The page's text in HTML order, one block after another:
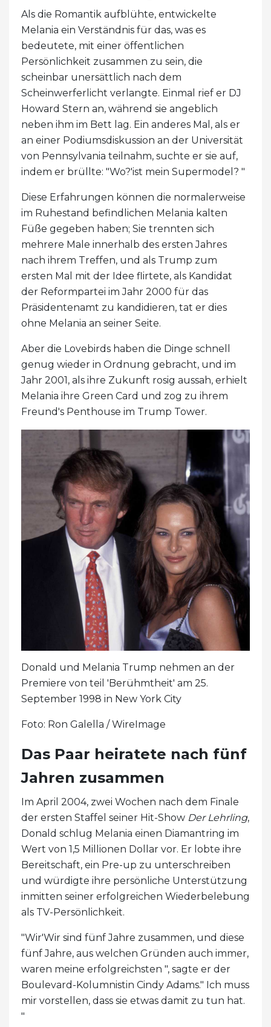
Als die Romantik aufblühte, entwickelte
Melania ein Verständnis für das, was es
bedeutete, mit einer öffentlichen
Persönlichkeit zusammen zu sein, die
scheinbar unersättlich nach dem
Scheinwerferlicht verlangte. Einmal rief er DJ
Howard Stern an, während sie angeblich
neben ihm im Bett lag. Ein anderes Mal, als er
an einer Podiumsdiskussion an der Universität
von Pennsylvania teilnahm, suchte er sie auf,
indem er brüllte: "Wo?'ist mein Supermodel? "
Diese Erfahrungen können die normalerweise
im Ruhestand befindlichen Melania kalten
Füße gegeben haben; Sie trennten sich
mehrere Male innerhalb des ersten Jahres
nach ihrem Treffen, und als Trump zum
ersten Mal mit der Idee flirtete, als Kandidat
der Reformpartei im Jahr 2000 für das
Präsidentenamt zu kandidieren, tat er dies
ohne Melania an seiner Seite.
Aber die Lovebirds haben die Dinge schnell
genug wieder in Ordnung gebracht, und im
Jahr 2001, als ihre Zukunft rosig aussah, erhielt
Melania ihre Green Card und zog zu ihrem
Freund's Penthouse im Trump Tower.
Donald und Melania Trump nehmen an der
Premiere von teil 'Berühmtheit' am 25.
September 1998 in New York City
Foto: Ron Galella / WireImage
Das Paar heiratete nach fünf
Jahren zusammen
Im April 2004, zwei Wochen nach dem Finale
der ersten Staffel seiner Hit-Show Der Lehrling,
Donald schlug Melania einen Diamantring im
Wert von 1,5 Millionen Dollar vor. Er lobte ihre
Bereitschaft, ein Pre-up zu unterschreiben
und würdigte ihre persönliche Unterstützung
inmitten seiner erfolgreichen Wiederbelebung
als TV-Persönlichkeit.
"Wir'Wir sind fünf Jahre zusammen, und diese
fünf Jahre, aus welchen Gründen auch immer,
waren meine erfolgreichsten ", sagte er der
Boulevard-Kolumnistin Cindy Adams." Ich muss
mir vorstellen, dass sie etwas damit zu tun hat.
"